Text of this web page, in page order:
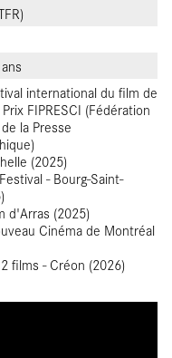
international du film de
FIPRESCI (Fédération
la Presse
(2025)
- Bourg-Saint-
d'Arras (2025)
Cinéma de Montréal
films - Créon (2026)